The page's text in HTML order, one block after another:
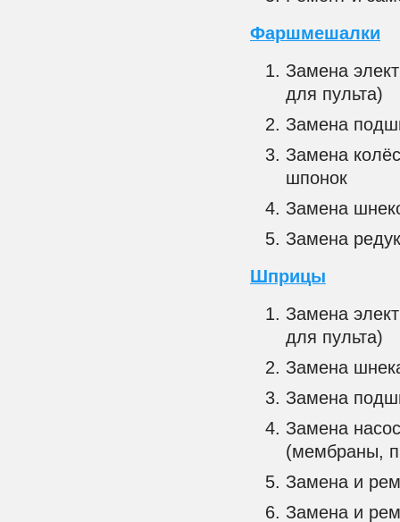
Фаршмешалки
Замена
для пульта)
Замена
Замена
шпонок
Замена
Замена
Шприцы
Замена
для пульта)
Замена
Замена
Замена
(мембраны,
Замена и
Замена и